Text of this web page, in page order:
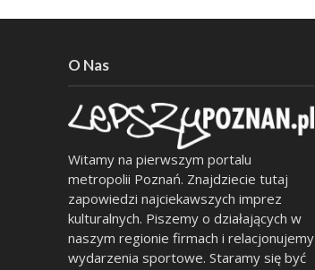
O Nas
Witamy na pierwszym portalu
metropolii Poznań. Znajdziecie tutaj
zapowiedzi najciekawszych imprez
kulturalnych. Piszemy o działających w
naszym regionie firmach i relacjonujemy
wydarzenia sportowe. Staramy się być